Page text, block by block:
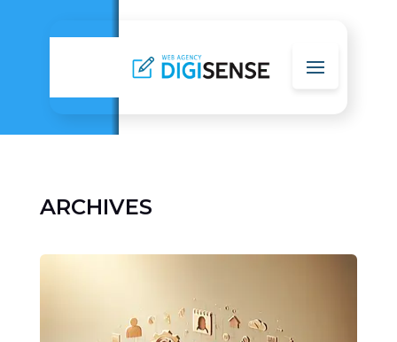
ARCHIVES